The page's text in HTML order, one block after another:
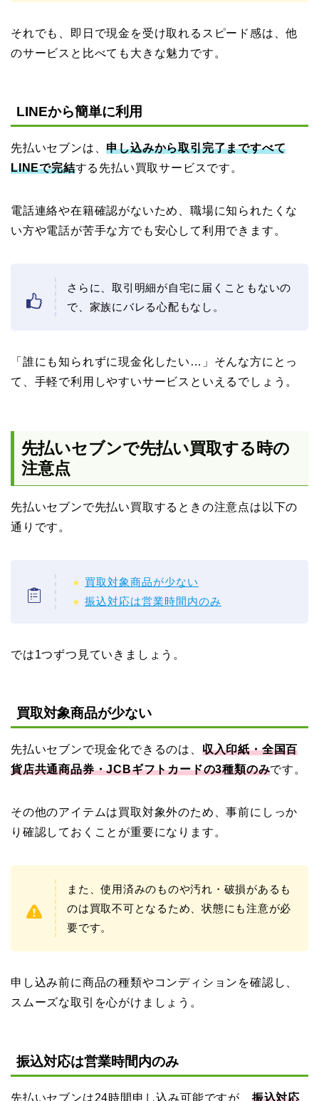
それでも、即日で現金を受け取れるスピード感は、他
のサービスと比べても大きな魅力です。
LINEから簡単に利用
先払いセブンは、申し込みから取引完了まですべて
LINEで完結する先払い買取サービスです。
電話連絡や在籍確認がないため、職場に知られたくな
い方や電話が苦手な方でも安心して利用できます。
さらに、取引明細が自宅に届くこともないの
で、家族にバレる心配もなし。
「誰にも知られずに現金化したい…」そんな方にとっ
て、手軽で利用しやすいサービスといえるでしょう。
先払いセブンで先払い買取する時の
注意点
先払いセブンで先払い買取するときの注意点は以下の
通りです。
買取対象商品が少ない
振込対応は営業時間内のみ
では1つずつ見ていきましょう。
買取対象商品が少ない
先払いセブンで現金化できるのは、 収入印紙・全国百
貨店共通商品券・JCBギフトカードの3種類のみです。
その他のアイテムは買取対象外のため、事前にしっか
り確認しておくことが重要になります。
また、使用済みのものや汚れ・破損があるも
のは買取不可となるため、状態にも注意が必
要です。
申し込み前に商品の種類やコンディションを確認し、
スムーズな取引を心がけましょう。
振込対応は営業時間内のみ
先払いセブンは24時間申し込み可能ですが、 振込対応